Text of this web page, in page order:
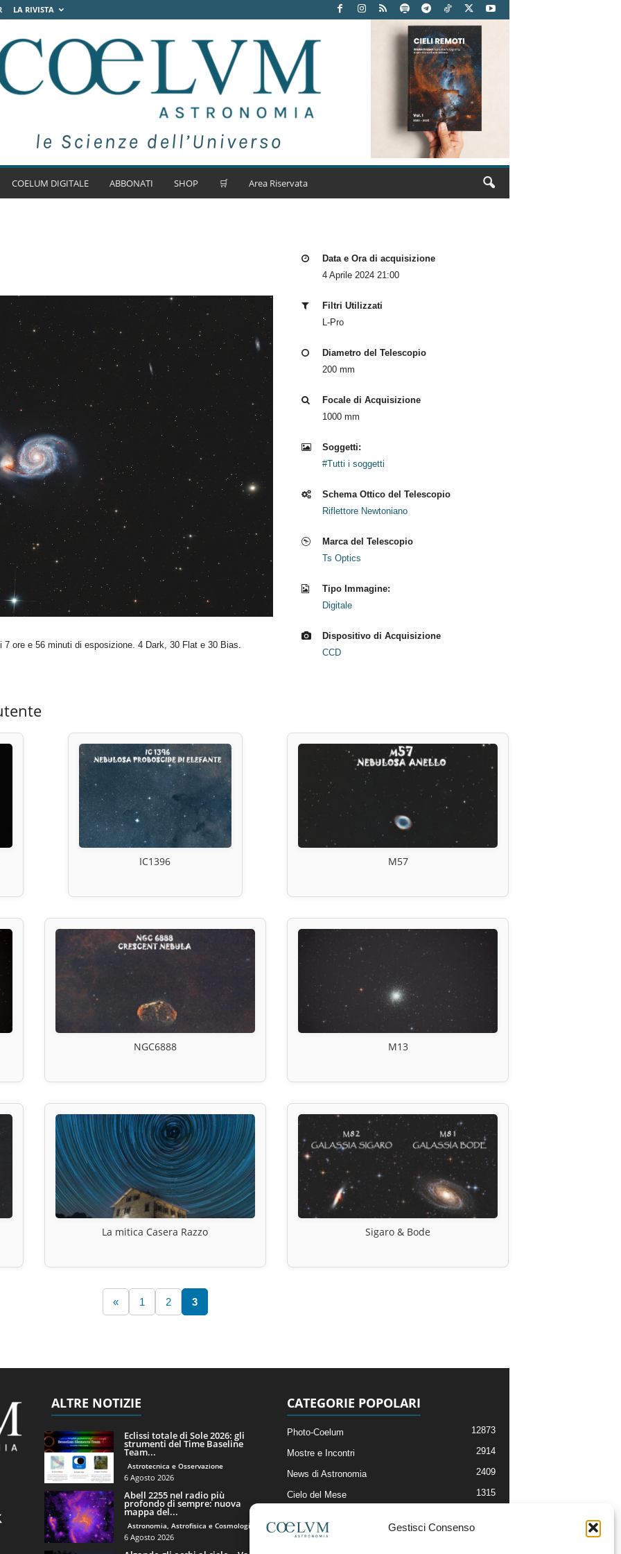
Gestisci Consenso
LA RIVISTA
COELUM DIGITALE ABBONATI SHOP 🛒 Area Riservata
ore e 56 minuti di esposizione. 4 Dark, 30 Flat e 30 Bias.
Data e Ora di acquisizione
4 Aprile 2024 21:00
Filtri Utilizzati
L-Pro
Diametro del Telescopio
200 mm
Focale di Acquisizione
1000 mm
Soggetti:
#Tutti i soggetti
Schema Ottico del Telescopio
Riflettore Newtoniano
Marca del Telescopio
Ts Optics
Tipo Immagine:
Digitale
Dispositivo di Acquisizione
CCD
IC1396 M57
NGC6888 M13
La mitica Casera Razzo Sigaro & Bode
« 1 2 3
ALTRE NOTIZIE
Eclissi totale di Sole 2026: gli
strumenti del Time Baseline
Team...
Astrotecnica e Osservazione
6 Agosto 2026
Abell 2255 nel radio più
profondo di sempre: nuova
mappa del...
Astronomia, Astrofisica e Cosmologia
6 Agosto 2026
CATEGORIE POPOLARI
Photo-Coelum 12873
Mostre e Incontri 2914
News di Astronomia 2409
Cielo del Mese 1315
Articoli e Risorse On-Line